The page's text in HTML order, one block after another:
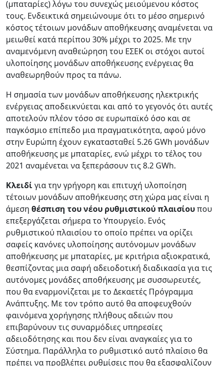
(μπαταρίες) λόγω του συνεχώς μειούμενου κόστος
τους. Ενδεικτικά σημειώνουμε ότι το μέσο σημερινό
κόστος τέτοιων μονάδων αποθήκευσης αναμένεται να
μειωθεί κατά περίπου 30% μέχρι το 2025. Με την
αναμενόμενη αναθεώρηση του ΕΣΕΚ οι στόχοι αυτοί
υλοποίησης μονάδων αποθήκευσης ενέργειας θα
αναθεωρηθούν προς τα πάνω.
Η σημασία των μονάδων αποθήκευσης ηλεκτρικής
ενέργειας αποδεικνύεται και από το γεγονός ότι αυτές
αποτελούν πλέον τόσο σε ευρωπαϊκό όσο και σε
παγκόσμιο επίπεδο μια πραγματικότητα, αφού μόνο
στην Ευρώπη έχουν εγκατασταθεί 5.26 GWh μονάδων
αποθήκευσης με μπαταρίες, ενώ μέχρι το τέλος του
2021 αναμένεται να ξεπεράσουν τις 8.2 GWh.
Κλειδίγια την γρήγορη και επιτυχή υλοποίηση
τέτοιων μονάδων αποθήκευσης στη χώρα μας είναι η
άμεση θέσπιση του νέου ρυθμιστικού πλαισίουπου
επεξεργάζεται σήμερα το Υπουργείο. Ενός
ρυθμιστικού πλαισίου το οποίο πρέπει να ορίζει
σαφείς κανόνες υλοποίησης αυτόνομων μονάδων
αποθήκευσης με μπαταρίες, με κριτήρια αξιοκρατικά,
θεσπίζοντας μια σαφή αδειοδοτική διαδικασία για τις
αυτόνομες μονάδες αποθήκευσης με συσσωρευτές,
που θα εναρμονίζεται με το Δεκαετές Πρόγραμμα
Ανάπτυξης. Με τον τρόπο αυτό θα αποφευχθούν
φαινόμενα χορήγησης πλήθους αδειών που
επιβαρύνουν τις συναρμόδιες υπηρεσίες
αδειοδότησης και που δεν είναι αναγκαίες για το
Σύστημα. Παράλληλα το ρυθμιστικό αυτό πλαίσιο θα
πρέπει να προβλέπει ρυθμίσεις που θα εξασφαλίζουν